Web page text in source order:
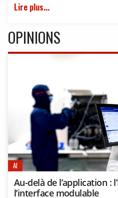
Lire plus...
OPINIONS
AI
Au-delà de l’application :
l’interface modulable